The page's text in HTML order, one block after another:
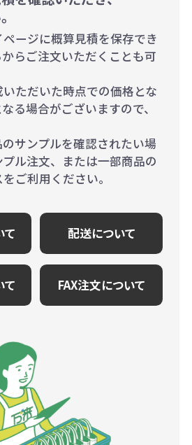
ージに概算見積を保存でき
らご注文いただくことも可
ただいた時点での価格とな
る場合がございますので、
サンプルを確認されたい場
ル注文、または一部商品の
ご利用ください。
て 配送について
て FAX注文について